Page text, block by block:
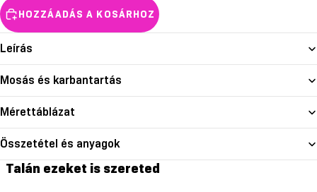
HOZZÁADÁS A KOSÁRHOZ
Leírás
Mosás és karbantartás
Mérettáblázat
Összetétel és anyagok
Talán ezeket is szereted